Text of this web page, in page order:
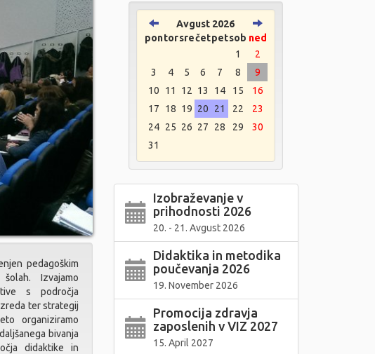
pedagoškim
Izvajamo
s področja
ter strategij
organiziramo
bivanja
didaktike in
Avgust 2026
pontorsrečetpetsob ned
1
2
3
4 5 6 7 8
9
10
11 12 13 14 15
16
17
18 19 20 21 22
23
24 25 26 27 28 29
30
31
Izobraževanje v
prihodnosti 2026
20. - 21. Avgust 2026
Didaktika in metodika
poučevanja 2026
19. November 2026
Promocija zdravja
zaposlenih v VIZ 2027
15. April 2027